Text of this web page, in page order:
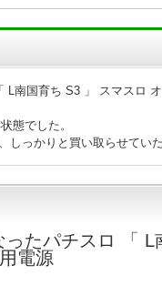
南国育ち S3 」 スマスロ
態でした。
っかりと買い取らせていた
たパチスロ 「
電源